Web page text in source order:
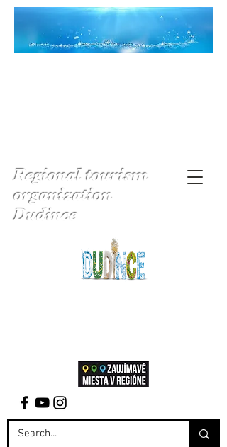
Regional tourism
organization
Dudince